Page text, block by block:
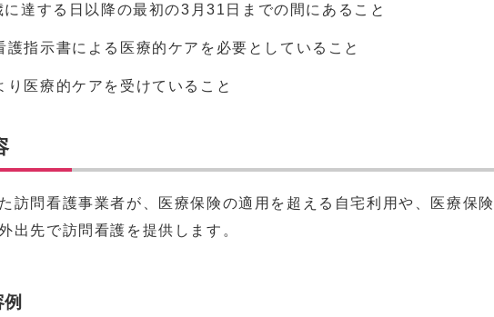
達する日以降の最初の3月31日までの間にあること
護指示書による医療的ケアを必要としていること
り医療的ケアを受けていること
訪問看護事業者が、医療保険の適用を超える自宅利用や、医療保険
出先で訪問看護を提供します。